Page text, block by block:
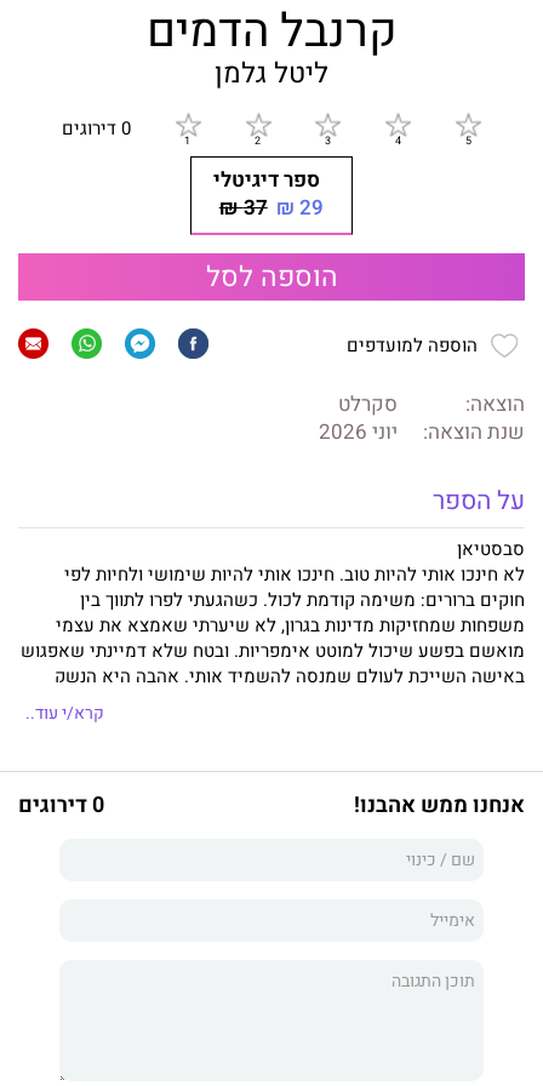
קרנבל הדמים
ליטל גלמן
0 דירוגים
ספר דיגיטלי
29 ₪
37 ₪
הוספה לסל
הוספה למועדפים
הוצאה:
סקרלט
שנת הוצאה:
יוני 2026
על הספר
סבסטיאן
לא חינכו אותי להיות טוב. חינכו אותי להיות שימושי ולחיות לפי
חוקים ברורים: משימה קודמת לכול. כשהגעתי לפרו לתווך בין
משפחות שמחזיקות מדינות בגרון, לא שיערתי שאמצא את עצמי
מואשם בפשע שיכול למוטט אימפריות. ובטח שלא דמיינתי שאפגוש
באישה השייכת לעולם שמנסה להשמיד אותי. אהבה היא הנשק
היחיד שמעולם לא למדתי להשתמש בו, וכרגע הסכנה האמיתית, היא
לא זו שמכוונת אליי נשק – אלא מי שגורמת לי לשקול להניח אותו.
היא
נולדתי לתוך עושר, כוח וסודות שלא מדברים עליהם בקול. בכלוב
בלילות הייתי מישהי אחרת. מהירה. אנונימית. בלתי ניתנת לאילוף.
אנשים נעלמים בלי להשאיר עקבות, הוא מופיע שוב, עמוק בתוך
עומד מולי עם נשק. לפעמים הוא זורם לי בדם.
קרא/י עוד..
אנחנו ממש אהבנו! 0 דירוגים